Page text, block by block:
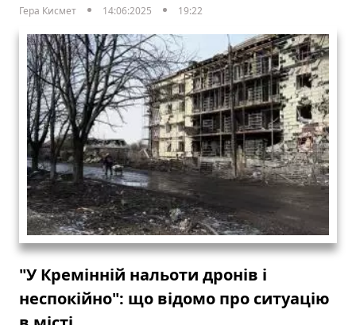
Гера Кисмет
14:06:2025 19:22
"У Кремінній нальоти дронів і
неспокійно": що відомо про ситуацію